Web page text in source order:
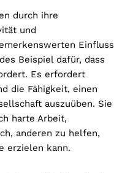
durch ihre
und
Einfluss
Beispiel dafür, dass
Es erfordert
die Fähigkeit, einen
auszuüben. Sie
harte Arbeit,
anderen zu helfen,
erzielen kann.